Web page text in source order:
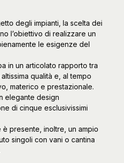
degli impianti, la scelta dei
l’obiettivo di realizzare un
le esigenze del
in un articolato rapporto tra
qualità e, al tempo
materico e prestazionale.
elegante design
di cinque esclusivissimi
presente, inoltre, un ampio
singoli con vani o cantina